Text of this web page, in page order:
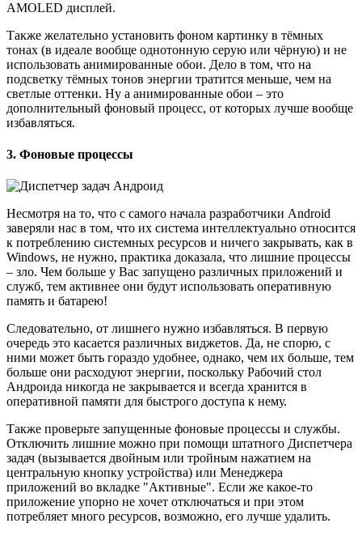
AMOLED дисплей.
Также желательно установить фоном картинку в тёмных
тонах (в идеале вообще однотонную серую или чёрную) и не
использовать анимированные обои. Дело в том, что на
подсветку тёмных тонов энергии тратится меньше, чем на
светлые оттенки. Ну а анимированные обои – это
дополнительный фоновый процесс, от которых лучше вообще
избавляться.
3. Фоновые процессы
Несмотря на то, что с самого начала разработчики Android
заверяли нас в том, что их система интеллектуально относится
к потреблению системных ресурсов и ничего закрывать, как в
Windows, не нужно, практика доказала, что лишние процессы
– зло. Чем больше у Вас запущено различных приложений и
служб, тем активнее они будут использовать оперативную
память и батарею!
Следовательно, от лишнего нужно избавляться. В первую
очередь это касается различных виджетов. Да, не спорю, с
ними может быть гораздо удобнее, однако, чем их больше, тем
больше они расходуют энергии, поскольку Рабочий стол
Андроида никогда не закрывается и всегда хранится в
оперативной памяти для быстрого доступа к нему.
Также проверьте запущенные фоновые процессы и службы.
Отключить лишние можно при помощи штатного Диспетчера
задач (вызывается двойным или тройным нажатием на
центральную кнопку устройства) или Менеджера
приложений во вкладке "Активные". Если же какое-то
приложение упорно не хочет отключаться и при этом
потребляет много ресурсов, возможно, его лучше удалить.